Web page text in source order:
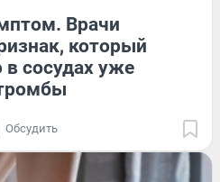
Врачи
который
в сосудах уже
Обсудить